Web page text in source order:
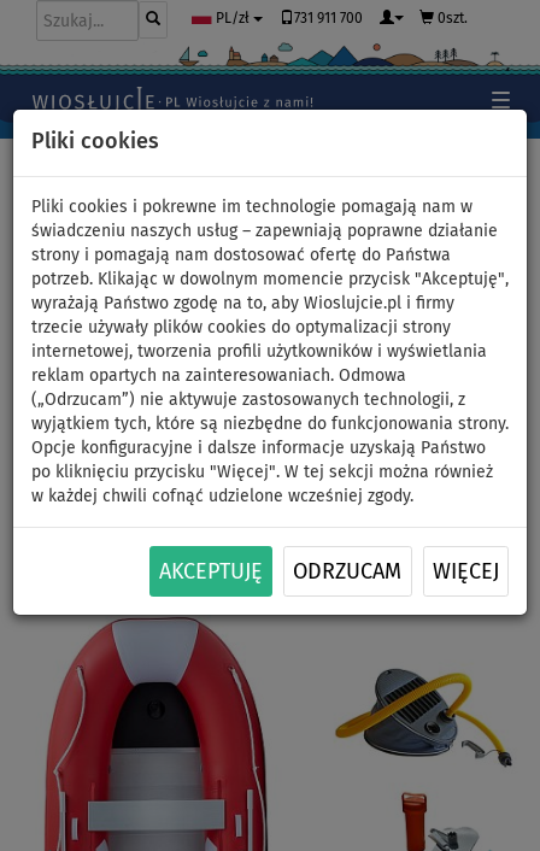
Pliki cookies
Pliki cookies i pokrewne im technologie pomagają nam w
świadczeniu naszych usług – zapewniają poprawne działanie
strony i pomagają nam dostosować ofertę do Państwa
potrzeb. Klikając w dowolnym momencie przycisk "Akceptuję",
wyrażają Państwo zgodę na to, aby Wioslujcie.pl i firmy
trzecie używały plików cookies do optymalizacji strony
internetowej, tworzenia profili użytkowników i wyświetlania
reklam opartych na zainteresowaniach. Odmowa
(„Odrzucam”) nie aktywuje zastosowanych technologii, z
wyjątkiem tych, które są niezbędne do funkcjonowania strony.
Opcje konfiguracyjne i dalsze informacje uzyskają Państwo
po kliknięciu przycisku "Więcej". W tej sekcji można również
w każdej chwili cofnąć udzielone wcześniej zgody.
AKCEPTUJĘ ODRZUCAM WIĘCEJ
PL/zł 731 911 700 0szt.
Ponton GLADIATOR CLASSIC
B330AL Red White -
pompowana łódź z
aluminiową podłogą - zestaw:
bez silnika
WIOSŁO W
Next